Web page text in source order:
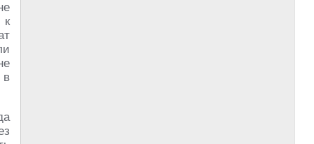
к
в